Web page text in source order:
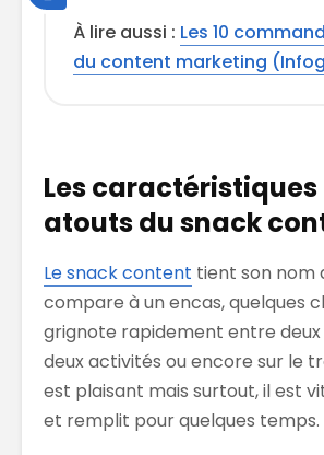
À lire aussi : Les 10
du content marketing
Les caractéristiques
atouts du snack
Le snack content tient son nom
compare à un encas, quelques
grignote rapidement entre deux
deux activités ou encore sur le
est plaisant mais surtout, il est
et remplit pour quelques temps.